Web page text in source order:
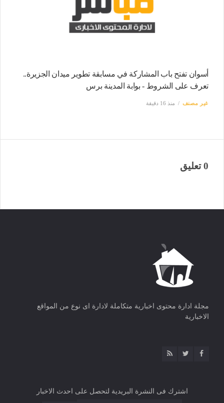
أسوان تفتح باب المشاركة في مسابقة تطوير ميدان الجزيرة..
تعرف على الشروط - بوابة المدينة برس
غير مصنف منذ 16 دقيقة
0 تعليق
مجلة ادارة محتوى اخبارية متكاملة لادارة اى نوع من المواقع
الاخبارية
اشترك فى النشرة البريدية لتحصل على احدث الاخبار